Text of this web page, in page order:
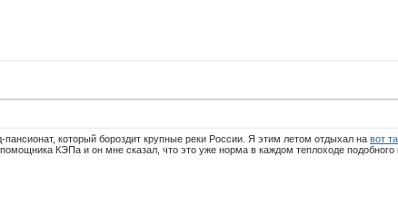
который бороздит крупные реки России. Я этим летом отдыхал на вот
КЭПа и он мне сказал, что это уже норма в каждом теплоходе подобного